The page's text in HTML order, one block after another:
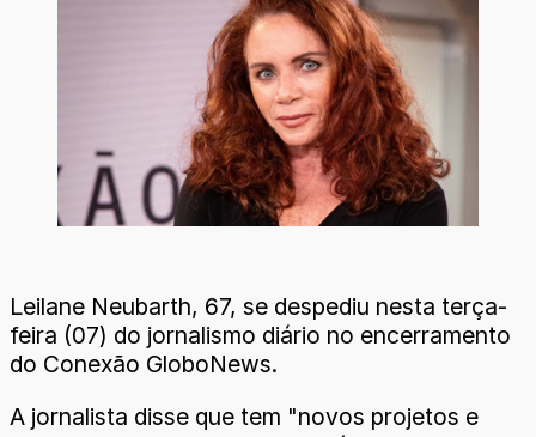
Leilane Neubarth, 67, se despediu nesta terça-
feira (07) do jornalismo diário no encerramento
do Conexão GloboNews.
A jornalista disse que tem "novos projetos e